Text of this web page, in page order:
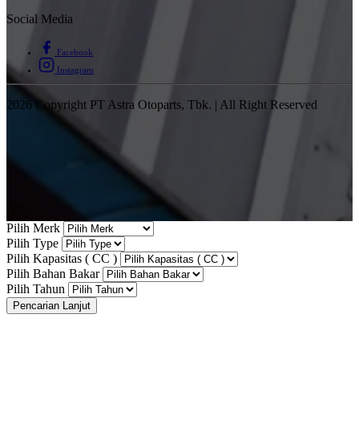
Social Media
Facebook
Instagram
2026 Copyright PT Astra Otoparts, Tbk. | All Right Reserved
Pilih Merk
Pilih Type
Pilih Kapasitas ( CC )
Pilih Bahan Bakar
Pilih Tahun
Pencarian Lanjut